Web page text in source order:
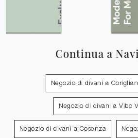
Continua a
Negozio di divani a
Negozio di divani a Vibo
Negozio di divani a Cosenza